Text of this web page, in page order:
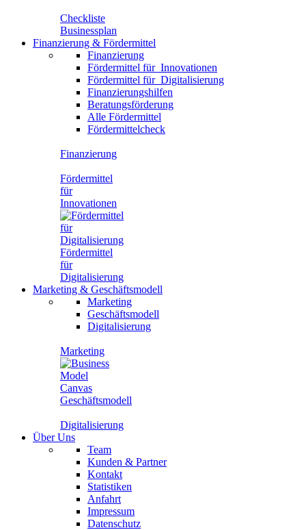
Checkliste
Businessplan
Finanzierung & Fördermittel
Finanzierung
Fördermittel für Innovationen
Fördermittel für Digitalisierung
Finanzierungshilfen
Beratungsförderung
Alle Fördermittel
Fördermittelcheck
Finanzierung
Fördermittel
für
Innovationen
Fördermittel
für
Digitalisierung
Marketing & Geschäftsmodell
Marketing
Geschäftsmodell
Digitalisierung
Marketing
Geschäftsmodell
Digitalisierung
Über Uns
Team
Kunden & Partner
Kontakt
Statistiken
Anfahrt
Impressum
Datenschutz